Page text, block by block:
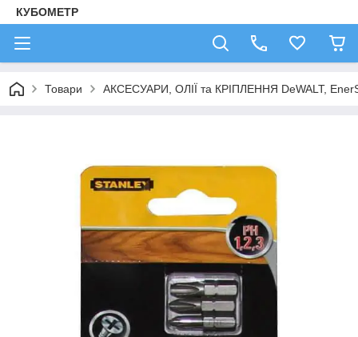
КУБОМЕТР
Товари АКСЕСУАРИ, ОЛІЇ та КРІПЛЕННЯ DeWALT,